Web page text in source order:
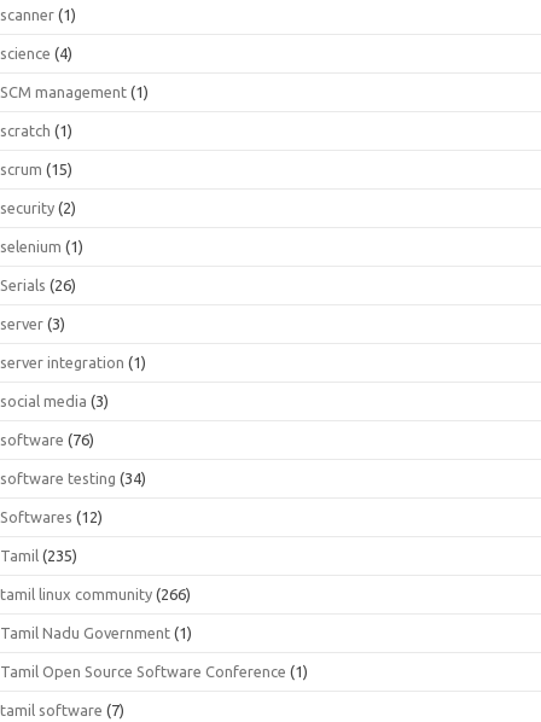
scanner (1)
science (4)
SCM management (1)
scratch (1)
scrum (15)
security (2)
selenium (1)
Serials (26)
server (3)
server integration (1)
social media (3)
software (76)
software testing (34)
Softwares (12)
Tamil (235)
tamil linux community (266)
Tamil Nadu Government (1)
Tamil Open Source Software Conference (1)
tamil software (7)